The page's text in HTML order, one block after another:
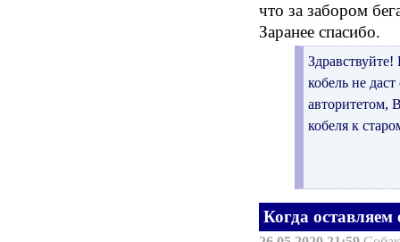
что за забором
Заранее спасибо.
кобель не
авторитетом,
кобеля к
Когда оставляем